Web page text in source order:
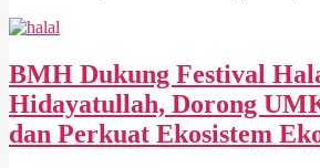
BMH Dukung Festival
Hidayatullah, Dorong
dan Perkuat Ekosistem